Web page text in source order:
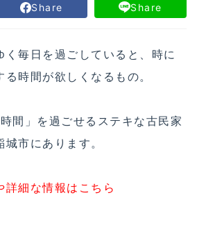
Share Share
く毎日を過ごしていると、時に
時間が欲しくなるもの。
間」を過ごせるステキな古民家
市にあります。
詳細な情報はこちら